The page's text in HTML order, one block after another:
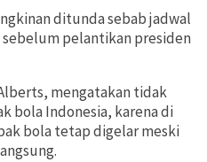
ditunda sebab jadwal
pelantikan presiden
mengatakan tidak
bola Indonesia, karena di
bola tetap digelar meski